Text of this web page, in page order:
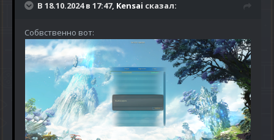
В 18.10.2024 в 17:47, Kensai сказал:
Собвственно вот: